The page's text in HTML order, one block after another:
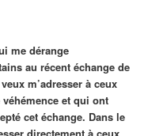
me dérange
au récent échange de
m’adresser à ceux
et qui ont
cet échange. Dans le